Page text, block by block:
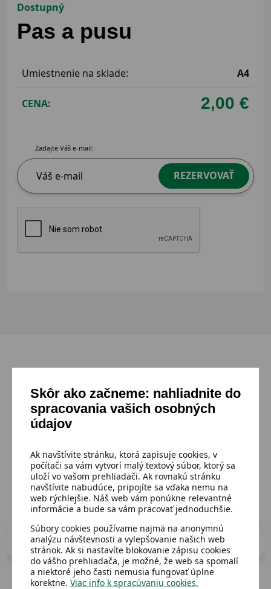
Dostupný
Pas a pusu
Umiestnenie na sklade: A4
CENA: 2,00 €
Zadajte Váš e-mail:
REZERVOVAŤ
Mohlo by sa ti páčiť
Prejsť do katalógu
Skôr ako začneme: nahliadnite do
spracovania vašich osobných
údajov
Ak navštívite stránku, ktorá zapisuje cookies, v
počítači sa vám vytvorí malý textový súbor, ktorý sa
uloží vo vašom prehliadači. Ak rovnakú stránku
navštívite nabudúce, pripojíte sa vďaka nemu na
web rýchlejšie. Náš web vám ponúkne relevantné
informácie a bude sa vám pracovať jednoduchšie.
Súbory cookies používame najmä na anonymnú
analýzu návštevnosti a vylepšovanie našich web
stránok. Ak si nastavíte blokovanie zápisu cookies
do vášho prehliadača, je možné, že web sa spomalí
a niektoré jeho časti nemusia fungovať úplne
korektne. Viac info k spracúvaniu cookies.